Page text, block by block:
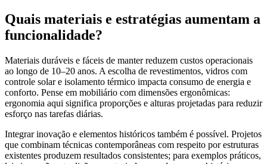
Quais materiais e estratégias aumentam a
funcionalidade?
Materiais duráveis e fáceis de manter reduzem custos operacionais
ao longo de 10–20 anos. A escolha de revestimentos, vidros com
controle solar e isolamento térmico impacta consumo de energia e
conforto. Pense em mobiliário com dimensões ergonômicas:
ergonomia aqui significa proporções e alturas projetadas para reduzir
esforço nas tarefas diárias.
Integrar inovação e elementos históricos também é possível. Projetos
que combinam técnicas contemporâneas com respeito por estruturas
existentes produzem resultados consistentes; para exemplos práticos,